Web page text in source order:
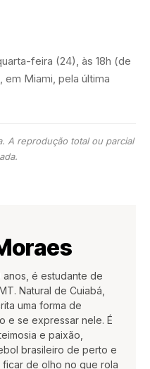
feira (24), às 18h (de
em Miami, pela última
A reprodução total ou parcial
anos, é estudante de
Natural de Cuiabá,
uma forma de
e se expressar nele. É
e paixão,
brasileiro de perto e
ficar de olho no que rola